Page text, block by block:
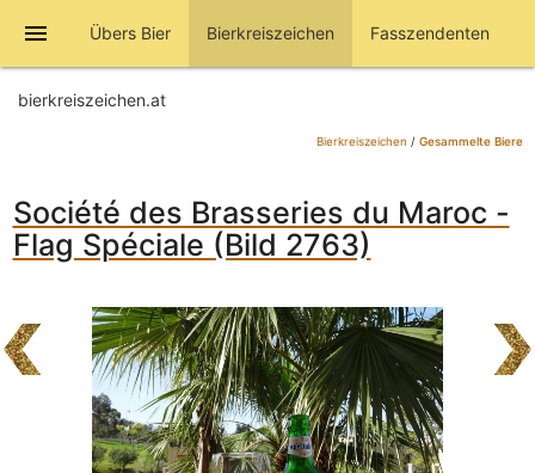
menu Übers Bier Bierkreiszeichen Fasszendenten
bierkreiszeichen.at
Bierkreiszeichen / Gesammelte Biere
Société des Brasseries du Maroc -
Flag Spéciale (Bild 2763)